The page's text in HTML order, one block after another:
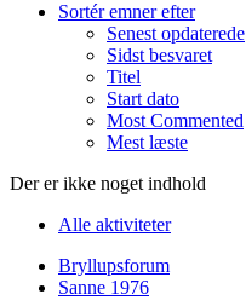
Sortér emner efter
Senest opdaterede
Sidst besvaret
Titel
Start dato
Most Commented
Mest læste
Der er ikke noget indhold
Alle aktiviteter
Bryllupsforum
Sanne 1976